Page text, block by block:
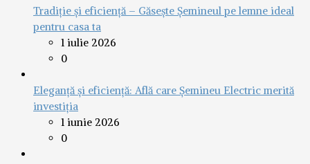
Tradiție și eficiență – Găsește Șemineul pe lemne ideal
pentru casa ta
1 iulie 2026
0
Eleganță și eficiență: Află care Șemineu Electric merită
investiția
1 iunie 2026
0